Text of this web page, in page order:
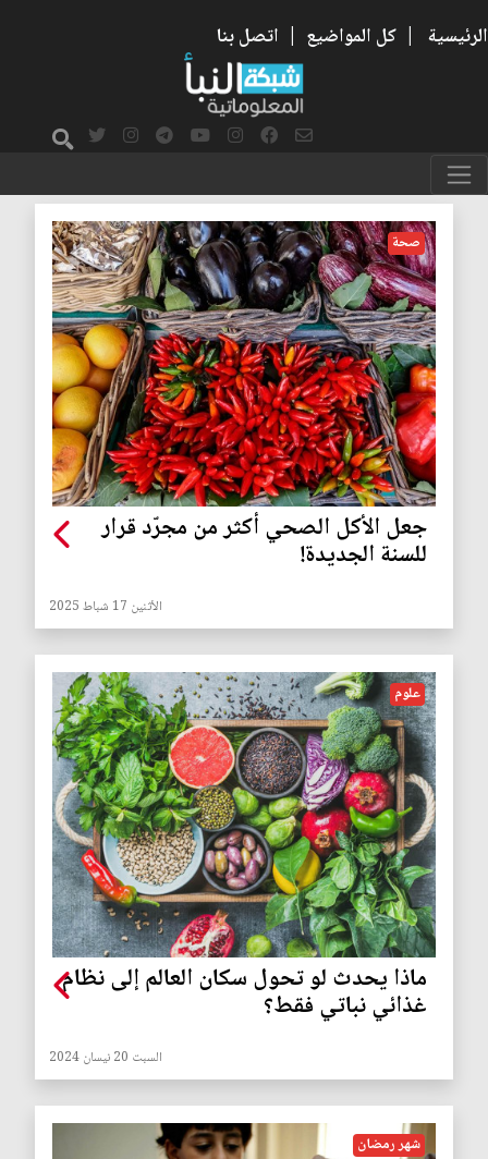
الرئيسية | كل المواضيع | اتصل بنا
الطعام
صحة
جعل الأكل الصحي أكثر من مجرّد قرار
للسنة الجديدة!
الأثنين 17 شباط 2025
علوم
ماذا يحدث لو تحول سكان العالم إلى نظام
غذائي نباتي فقط؟
السبت 20 نيسان 2024
شهر رمضان